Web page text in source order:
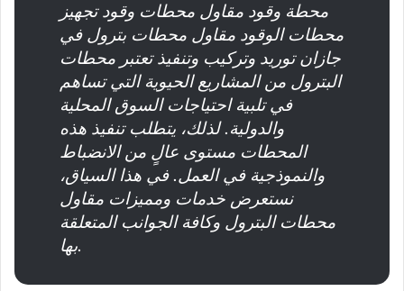
محطة وقود مقاول محطات وقود تجهيز
محطات الوقود مقاول محطات بترول في
جازان توريد وتركيب وتنفيذ تعتبر محطات
البترول من المشاريع الحيوية التي تساهم
في تلبية احتياجات السوق المحلية
والدولية. لذلك، يتطلب تنفيذ هذه
المحطات مستوى عالٍ من الانضباط
والنموذجية في العمل. في هذا السياق،
نستعرض خدمات ومميزات مقاول
محطات البترول وكافة الجوانب المتعلقة
بها.